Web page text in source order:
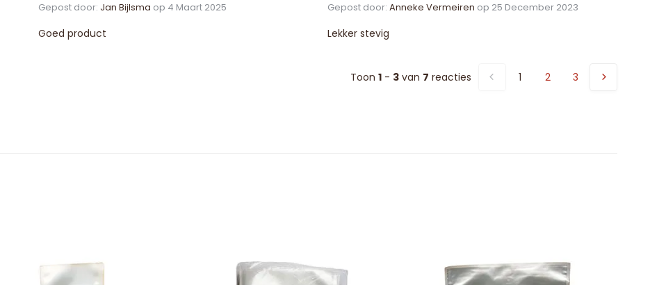
Gepost door: Jan Bijlsma op 4 Maart 2025
Goed product
Gepost door:Anneke Vermeiren op 25 December 2023
Lekker stevig
Toon 1 - 3 van 7 reacties 1 2 3